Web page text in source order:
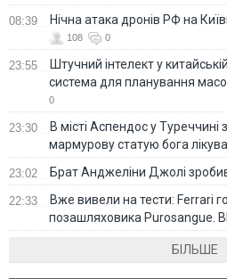
08:39 Нічна атака дронів РФ на
108 0
23:55
Штучний інтелект у
система для планування
0
23:30
В місті Аспендос у
мармурову статую бога
23:02 Брат Анджеліни Джолі
22:33
Вже вивели на тести: Ferrari
позашляховика Purosangue.
БІЛЬШЕ